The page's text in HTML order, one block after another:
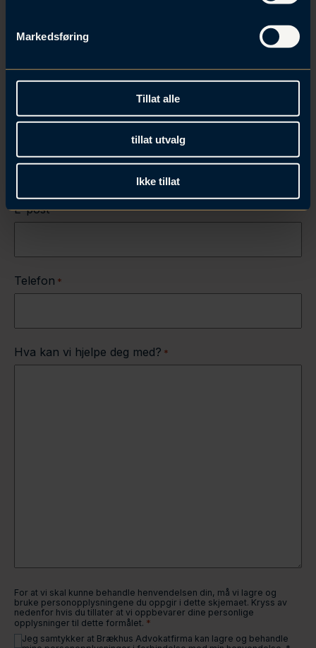
Markedsføring
Tillat alle
tillat utvalg
Ikke tillat
Fornavn
E-post *
Telefon *
Hva kan vi hjelpe deg med? *
For at vi skal kunne behandle henvendelsen din, må vi lagre og
bruke personopplysningene du oppgir i dette skjemaet. Kryss av
nedenfor hvis du tillater at vi oppbevarer dine personlige
opplysninger til dette formålet. *
Jeg samtykker at Brækhus Advokatfirma kan lagre og behandle